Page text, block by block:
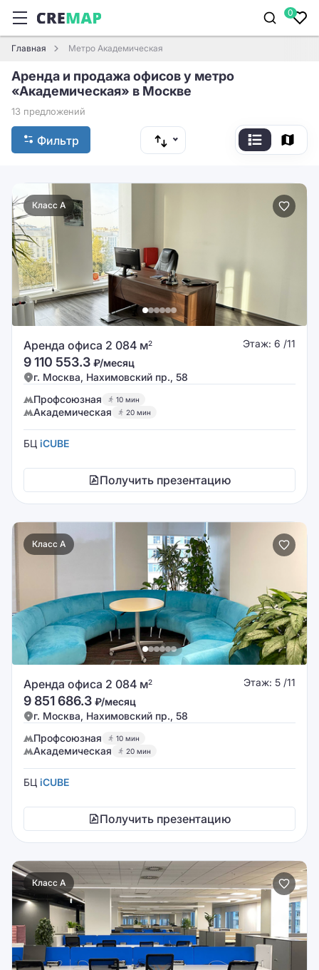
0
Главная Метро Академическая
Аренда и продажа офисов у метро
«Академическая» в Москве
13 предложений
Фильтр
Класс A
Аренда офиса 2 084 м2 Этаж: 6 /11
9 110 553.3 ₽/месяц
г. Москва, Нахимовский пр., 58
Профсоюзная
10 мин
Академическая 20 мин
БЦ iCUBE
Получить презентацию
Класс A
Аренда офиса 2 084 м2 Этаж: 5 /11
9 851 686.3 ₽/месяц
г. Москва, Нахимовский пр., 58
Профсоюзная
10 мин
Академическая 20 мин
БЦ iCUBE
Получить презентацию
Класс A